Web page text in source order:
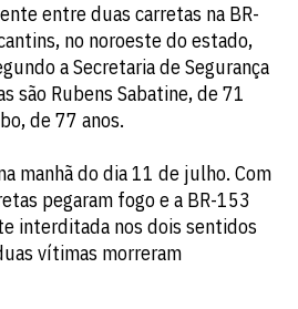
entre duas carretas na BR-
no noroeste do estado,
a Secretaria de Segurança
são Rubens Sabatine, de 71
de 77 anos.
manhã do dia 11 de julho. Com
pegaram fogo e a BR-153
interditada nos dois sentidos
vítimas morreram